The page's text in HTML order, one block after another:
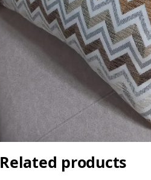
Related products